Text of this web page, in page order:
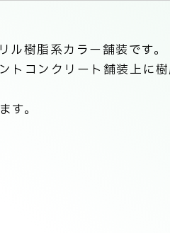
樹脂系カラー舗装です。
トコンクリート舗装上に
す。